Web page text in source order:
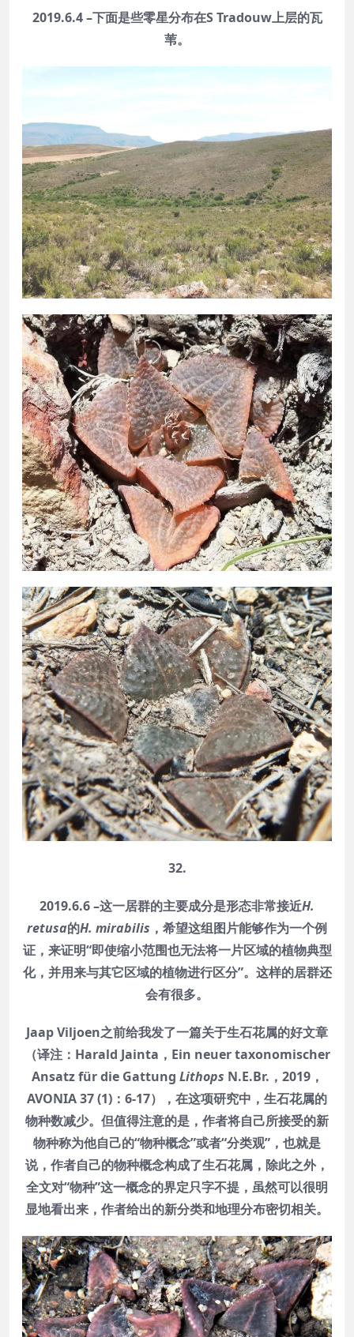
2019.6.4 –下面是些零星分布在S Tradouw上层的瓦
苇。
32.
2019.6.6 –这一居群的主要成分是形态非常接近H.
retusa的H. mirabilis ，希望这组图片能够作为一个例
证，来证明“即使缩小范围也无法将一片区域的植物典型
化，并用来与其它区域的植物进行区分”。这样的居群还
会有很多。
Jaap Viljoen之前给我发了一篇关于生石花属的好文章
（译注：Harald Jainta，Ein neuer taxonomischer
Ansatz für die Gattung Lithops N.E.Br.，2019，
AVONIA 37 (1)：6-17）
，在这项研究中，生石花属的
物种数减少。但值得注意的是，作者将自己所接受的新
物种称为他自己的“物种概念”或者“分类观”，也就是
说，作者自己的物种概念构成了生石花属，除此之外，
全文对“物种”这一概念的界定只字不提，虽然可以很明
显地看出来，作者给出的新分类和地理分布密切相关。